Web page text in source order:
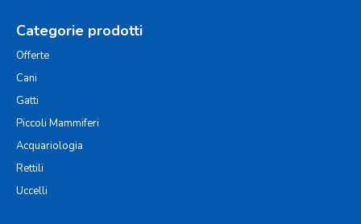
Categorie prodotti
Offerte
Cani
Gatti
Piccoli Mammiferi
Acquariologia
Rettili
Uccelli